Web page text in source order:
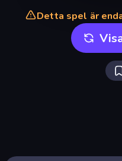
Detta spel är